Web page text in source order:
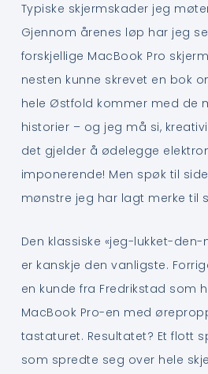
Typiske skjermskader jeg
Gjennom årenes løp har jeg
forskjellige MacBook Pro
nesten kunne skrevet en bok
hele Østfold kommer med de
historier – og jeg må si,
det gjelder å ødelegge
imponerende! Men spøk til
mønstre jeg har lagt merke til
Den klassiske «jeg-lukket-
er kanskje den vanligste.
en kunde fra Fredrikstad som
MacBook Pro-en med
tastaturet. Resultatet? Et flott
som spredte seg over hele